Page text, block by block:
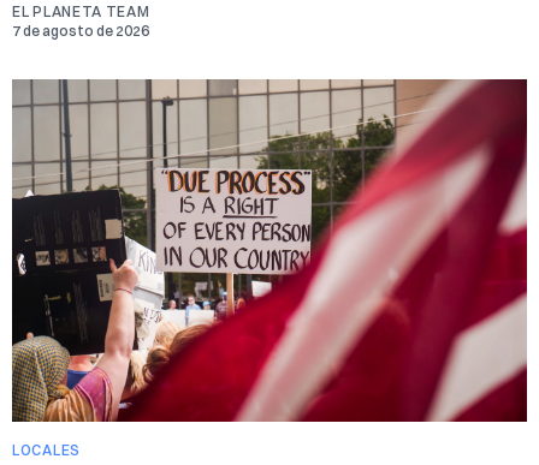
EL PLANETA TEAM
7 de agosto de 2026
LOCALES